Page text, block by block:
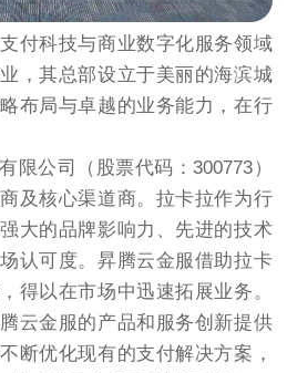
付科技与商业数字化服务领域
，其总部设立于美丽的海滨城
布局与卓越的业务能力，在行
限公司（股票代码：300773）
及核心渠道商。拉卡拉作为行
大的品牌影响力、先进的技术
认可度。昇腾云金服借助拉卡
得以在市场中迅速拓展业务。
云金服的产品和服务创新提供
断优化现有的支付解决方案，